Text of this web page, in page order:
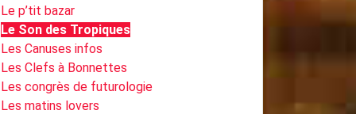
Le p’tit bazar
Le Son des Tropiques
Les Canuses infos
Les Clefs à Bonnettes
Les congrès de futurologie
Les matins lovers